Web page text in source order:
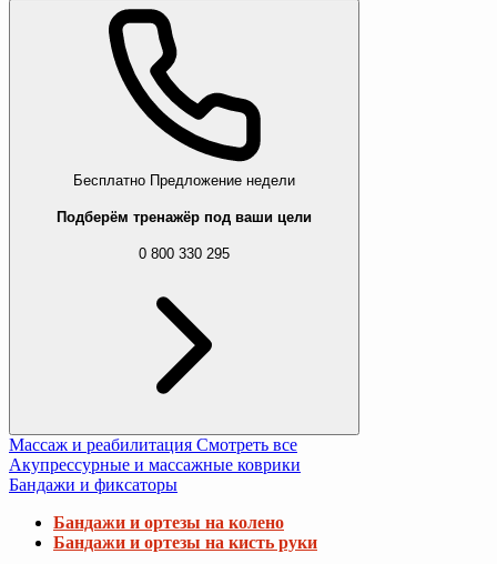
Бесплатно Предложение недели
Подберём тренажёр под ваши цели
0 800 330 295
Массаж и реабилитация Смотреть все
Акупрессурные и массажные коврики
Бандажи и фиксаторы
Бандажи и ортезы на колено
Бандажи и ортезы на кисть руки